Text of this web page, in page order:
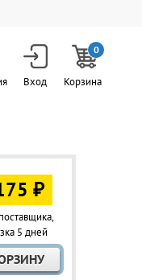
Вход
0
Корзина
₽
5 дней